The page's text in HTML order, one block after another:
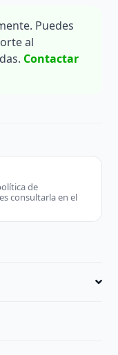
Puedes
al
Contactar
de
consultarla en el